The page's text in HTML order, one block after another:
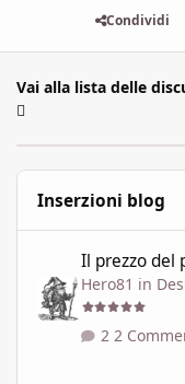
Condividi
Vai alla lista delle
Inserzioni blog
Il prezzo del
Hero81 in
2